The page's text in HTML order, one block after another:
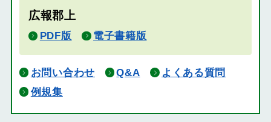
広報郡上
PDF版 電子書籍版
お問い合わせ Q&A
よくある質問
例規集